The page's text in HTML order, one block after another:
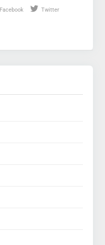
Facebook
Twitter